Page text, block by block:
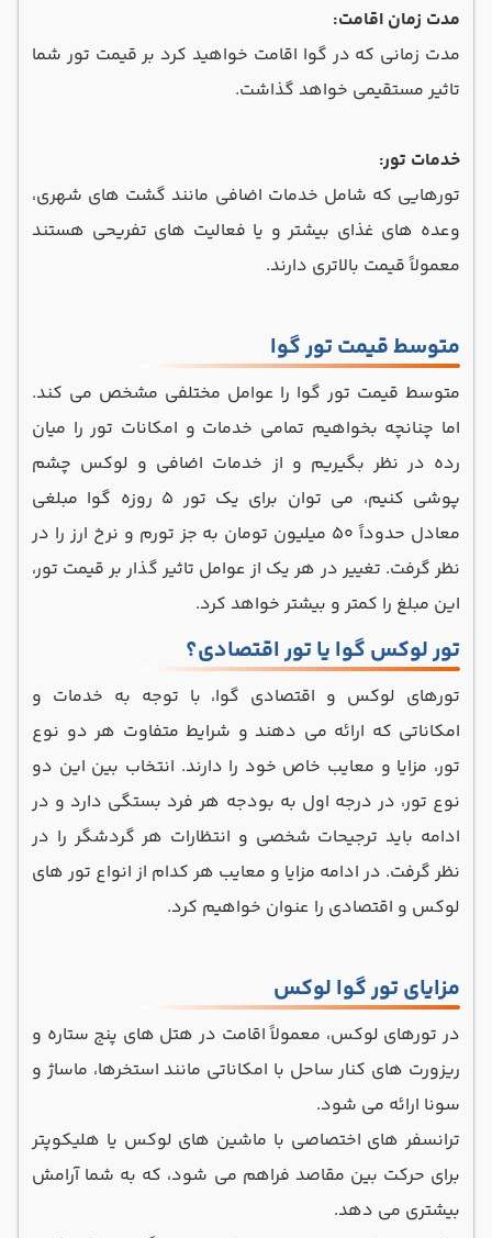
مدت زمان اقامت:
مدت زمانی که در گوا اقامت خواهید کرد بر قیمت تور شما
تاثیر مستقیمی خواهد گذاشت.
خدمات تور:
تورهایی که شامل خدمات اضافی مانند گشت‌ های شهری،
وعده های غذای بیشتر و یا فعالیت ‌های تفریحی هستند
معمولاً قیمت بالاتری دارند.
متوسط قیمت تور گوا
متوسط قیمت تور گوا را عوامل مختلفی مشخص می کند.
اما چنانچه بخواهیم تمامی خدمات و امکانات تور را میان
رده در نظر بگیریم و از خدمات اضافی و لوکس چشم
پوشی کنیم، می توان برای یک تور 5 روزه گوا مبلغی
معادل حدوداً 50 میلیون تومان به جز تورم و نرخ ارز را در
نظر گرفت. تغییر در هر یک از عوامل تاثیر گذار بر قیمت تور،
این مبلغ را کمتر و بیشتر خواهد کرد.
تور لوکس گوا یا تور اقتصادی؟
تورهای لوکس و اقتصادی گوا، با توجه به خدمات و
امکاناتی که ارائه می دهند و شرایط متفاوت هر دو نوع
تور، مزایا و معایب خاص خود را دارند. انتخاب بین این دو
نوع تور، در درجه اول به بودجه هر فرد بستگی دارد و در
ادامه باید ترجیحات شخصی و انتظارات هر گردشگر را در
نظر گرفت. در ادامه مزایا و معایب هر کدام از انواع تور های
لوکس و اقتصادی را عنوان خواهیم کرد.
مزایای تور گوا لوکس
در تورهای لوکس، معمولاً اقامت در هتل‌ های پنج ستاره و
ریزورت‌ های کنار ساحل با امکاناتی مانند استخرها، ماساژ و
سونا ارائه می ‌شود.
ترانسفر های اختصاصی با ماشین ‌های لوکس یا هلیکوپتر
برای حرکت بین مقاصد فراهم می ‌شود، که به شما آرامش
بیشتری می‌ دهد.